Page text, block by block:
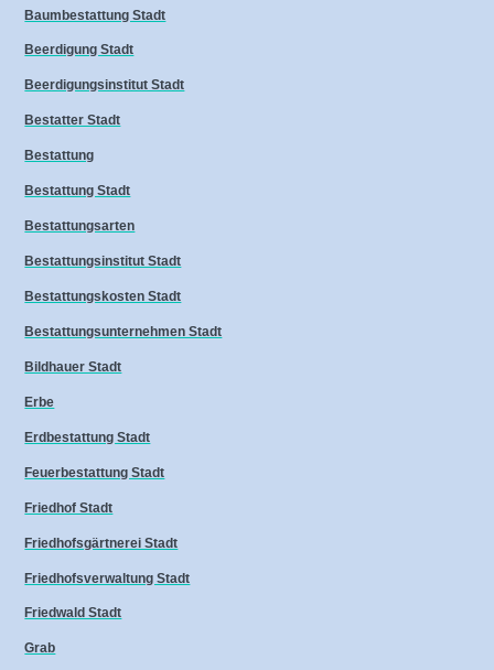
Baumbestattung Stadt
Beerdigung Stadt
Beerdigungsinstitut Stadt
Bestatter Stadt
Bestattung
Bestattung Stadt
Bestattungsarten
Bestattungsinstitut Stadt
Bestattungskosten Stadt
Bestattungsunternehmen Stadt
Bildhauer Stadt
Erbe
Erdbestattung Stadt
Feuerbestattung Stadt
Friedhof Stadt
Friedhofsgärtnerei Stadt
Friedhofsverwaltung Stadt
Friedwald Stadt
Grab